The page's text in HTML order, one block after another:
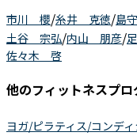
市川 櫻/糸井 克徳/島
土谷 宗弘/内山 朋彦/
佐々木 啓
他のフィットネスプロ
ヨガ/ピラティス/コンデ